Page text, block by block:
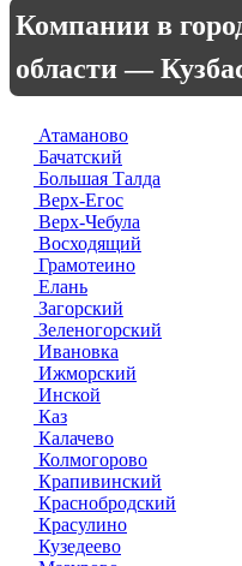
Компании в
области —
Атаманово
Бачатский
Большая Талда
Верх-Егос
Верх-Чебула
Восходящий
Грамотеино
Елань
Загорский
Зеленогорский
Ивановка
Ижморский
Инской
Каз
Калачево
Колмогорово
Крапивинский
Краснобродский
Красулино
Кузедеево